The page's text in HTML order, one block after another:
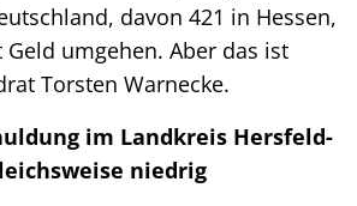
davon 421 in Hessen,
umgehen. Aber das ist
Torsten Warnecke.
im Landkreis Hersfeld-
niedrig